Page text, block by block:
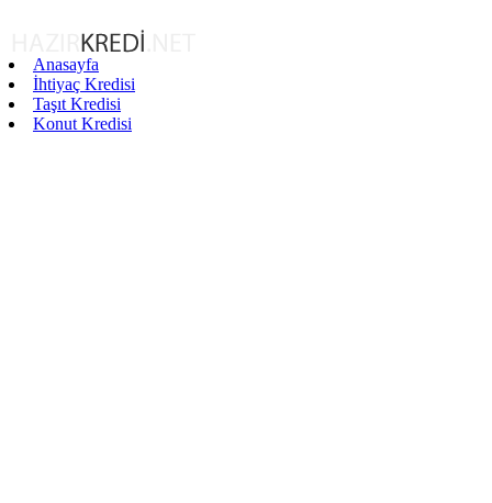
Anasayfa
İhtiyaç Kredisi
Taşıt Kredisi
Konut Kredisi